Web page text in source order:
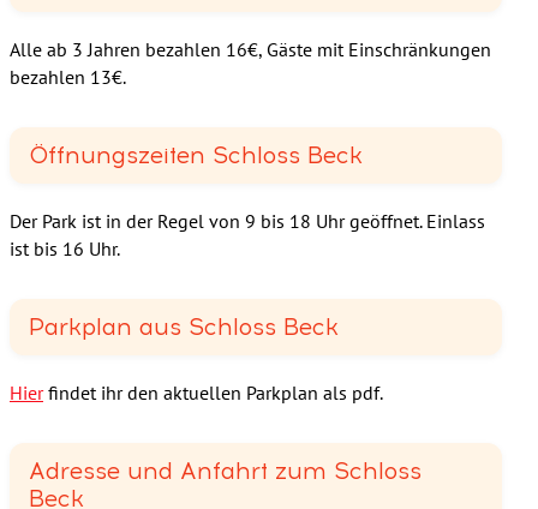
Alle ab 3 Jahren bezahlen 16€, Gäste mit Einschränkungen
bezahlen 13€.
Öffnungszeiten Schloss Beck
Der Park ist in der Regel von 9 bis 18 Uhr geöffnet. Einlass
ist bis 16 Uhr.
Parkplan aus Schloss Beck
Hierfindet ihr den aktuellen Parkplan als pdf.
Adresse und Anfahrt zum Schloss
Beck